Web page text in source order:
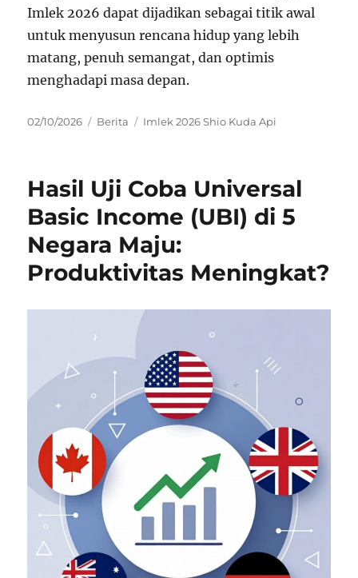
Imlek 2026 dapat dijadikan sebagai titik awal
untuk menyusun rencana hidup yang lebih
matang, penuh semangat, dan optimis
menghadapi masa depan.
Posted
02/10/2026 Categories
Berita Tags
Imlek 2026 Shio Kuda Api
Hasil Uji Coba Universal
Basic Income (UBI) di 5
Negara Maju:
Produktivitas Meningkat?